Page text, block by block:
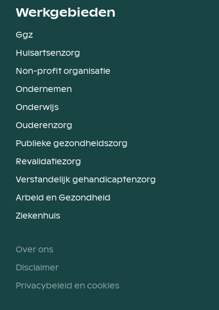
Werkgebieden
Ggz
Huisartsenzorg
Non-profit organisatie
Ondernemen
Onderwijs
Ouderenzorg
Publieke gezondheidszorg
Revalidatiezorg
Verstandelijk gehandicaptenzorg
Arbeid en Gezondheid
Ziekenhuis
Over ons
Disclaimer
Privacybeleid en cookies